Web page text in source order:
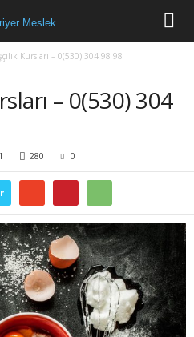
Kursları – 0(530) 304 98 98
– 0(530) 304
280 0